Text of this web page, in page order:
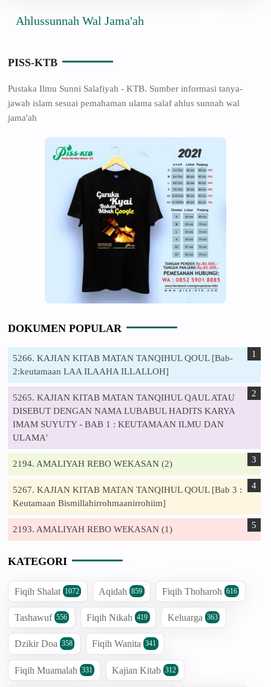
Wal Jama'ah
PISS-KTB
Pustaka Ilmu Sunni Salafiyah - KTB. Sumber informasi tanya-
jawab islam sesuai pemahaman ulama salaf ahlus sunnah wal
jama'ah
DOKUMEN POPULAR
5266. KAJIAN KITAB MATAN TANQIHUL QOUL [Bab-
2:keutamaan LAA ILAAHA ILLALLOH]
5265. KAJIAN KITAB MATAN TANQIHUL QAUL ATAU
DISEBUT DENGAN NAMA LUBABUL HADITS KARYA
IMAM SUYUTY - BAB 1 : KEUTAMAAN ILMU DAN
ULAMA'
2194. AMALIYAH REBO WEKASAN (2)
5267. KAJIAN KITAB MATAN TANQIHUL QOUL [Bab 3 :
Keutamaan Bismillahirrohmaanirrohiim]
2193. AMALIYAH REBO WEKASAN (1)
KATEGORI
Fiqih Shalat 1072 Aqidah 859 Fiqih Thoharoh 616
Tashawuf 556 Fiqih Nikah 419 Keluarga 363
Dzikir Doa 358 Fiqih Wanita 341
Fiqih Muamalah 331 Kajian Kitab 312